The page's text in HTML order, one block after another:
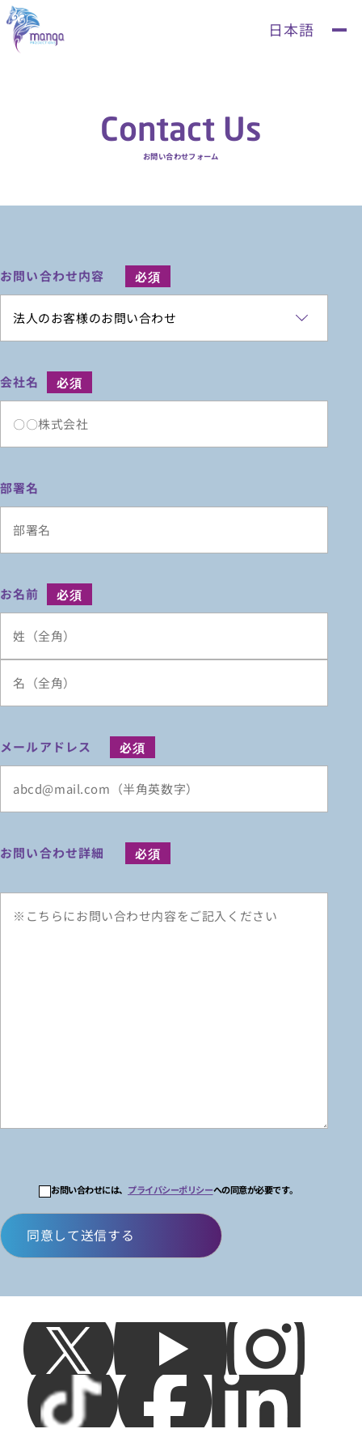
Contact Us
お問い合わせフォーム
お問い合わせ内容
会社名
部署名
お名前
メールアドレス
お問い合わせ詳細
お問い合わせには、 プライバシーポリシーへの同意が必要です。